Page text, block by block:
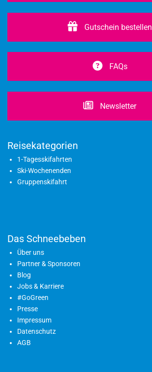
Gutschein bestellen
FAQs
Newsletter
Reisekategorien
1-Tagesskifahrten
Ski-Wochenenden
Gruppenskifahrt
Das Schneebeben
Über uns
Partner & Sponsoren
Blog
Jobs & Karriere
#GoGreen
Presse
Impressum
Datenschutz
AGB